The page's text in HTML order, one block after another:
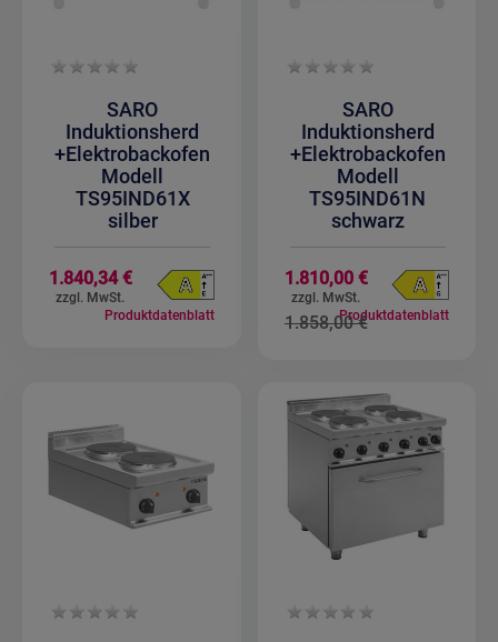
SARO
Induktionsherd
+Elektrobackofen
Modell
TS95IND61X
silber
1.840,34 €
Produktdatenblatt
SARO
Induktionsherd
+Elektrobackofen
Modell
TS95IND61N
schwarz
Sonderangebot
1.810,00 €
1.858,00 €Produktdatenblatt